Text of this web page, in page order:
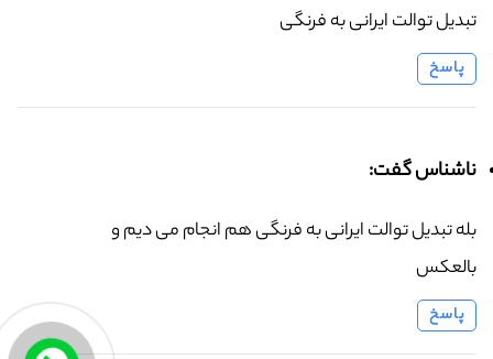
تبدیل توالت ایرانی به فرنگی
پاسخ
ناشناس گفت:
بله تبدیل توالت ایرانی به فرنگی هم انجام می دیم و
بالعکس
پاسخ